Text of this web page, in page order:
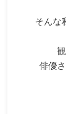
そんな
俳優